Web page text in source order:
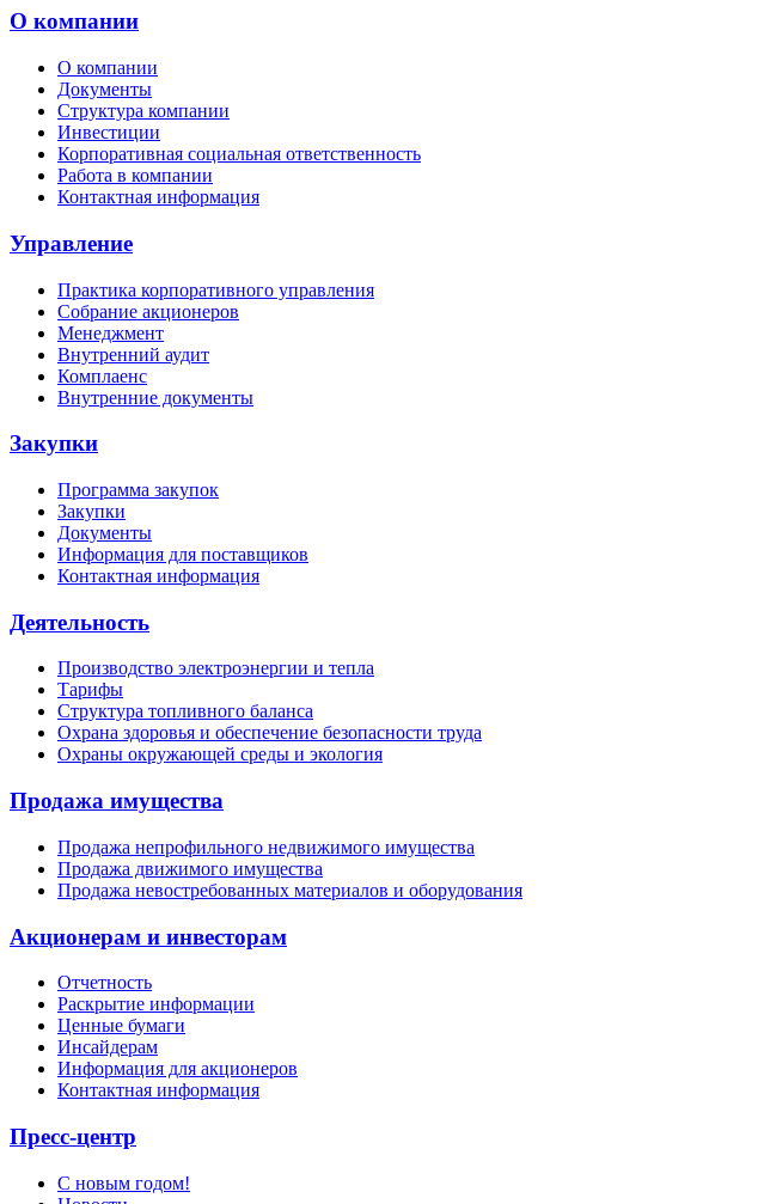
О компании
О компании
Документы
Структура компании
Инвестиции
Корпоративная социальная ответственность
Работа в компании
Контактная информация
Управление
Практика корпоративного управления
Собрание акционеров
Менеджмент
Внутренний аудит
Комплаенс
Внутренние документы
Закупки
Программа закупок
Закупки
Документы
Информация для поставщиков
Контактная информация
Деятельность
Производство электроэнергии и тепла
Тарифы
Структура топливного баланса
Охрана здоровья и обеспечение безопасности труда
Охраны окружающей среды и экология
Продажа имущества
Продажа непрофильного недвижимого имущества
Продажа движимого имущества
Продажа невостребованных материалов и оборудования
Акционерам и инвесторам
Отчетность
Раскрытие информации
Ценные бумаги
Инсайдерам
Информация для акционеров
Контактная информация
Пресс-центр
С новым годом!